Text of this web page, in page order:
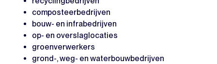
composteerbedrijven
bouw- en infrabedrijven
op- en overslaglocaties
groenverwerkers
grond-, weg- en waterbouwbedrijven